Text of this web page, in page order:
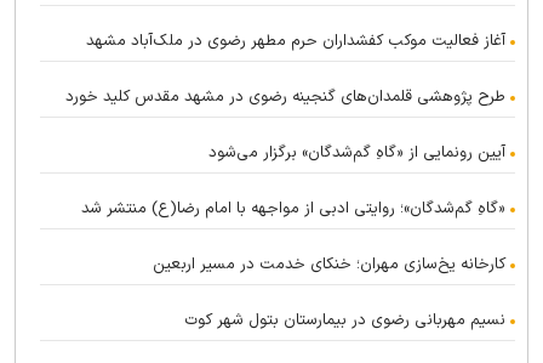
آغاز فعالیت موکب کفشداران حرم مطهر رضوی در ملک‌آباد مشهد
طرح پژوهشی قلمدان‌های گنجینه رضوی در مشهد مقدس کلید خورد
آیین رونمایی از «گاهِ گم‌شدگان» برگزار می‌شود
«گاهِ گم‌شدگان»؛ روایتی ادبی از مواجهه با امام رضا(ع) منتشر شد
کارخانه یخ‌سازی مهران؛ خنکای خدمت در مسیر اربعین
نسیم مهربانی رضوی در بیمارستان بتول شهر کوت